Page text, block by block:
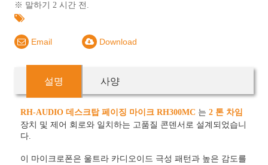
※ 말하기 2 시간 전.
Email Download
설명 사양
RH-AUDIO 데스크탑 페이징 마이크 RH300MC 는2 톤 차임
장치 및 제어 회로와 일치하는 고품질 콘덴서로 설계되었습니
다.
이 마이크로폰은 울트라 카디오이드 극성 패턴과 높은 감도를